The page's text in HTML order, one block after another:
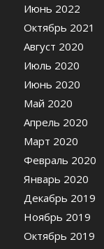
Июнь 2022
Октябрь 2021
Август 2020
Июль 2020
Июнь 2020
Май 2020
Апрель 2020
Март 2020
Февраль 2020
Январь 2020
Декабрь 2019
Ноябрь 2019
Октябрь 2019